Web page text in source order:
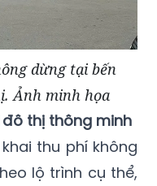
dừng tại bến
Ảnh minh họa
thị thông minh
thu phí không
lộ trình cụ thể,